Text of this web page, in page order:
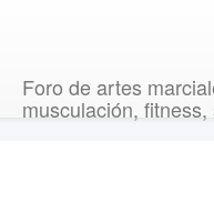
Foro de artes
musculación, fitness,